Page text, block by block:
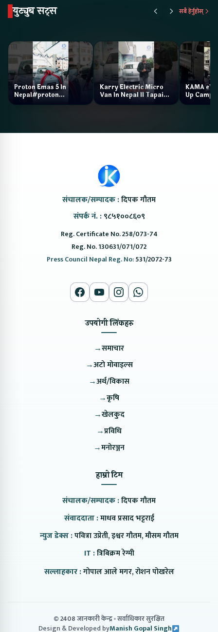
युट्युब सट्स सबै हेर्नुहोस्
Proton Emas 5 In
Nepal#proton
#protonemas5#protonnepal#evcarnepal
Karry Electric Micro
Van In Nepal II Tapaiko
Bazar II Jankari
KAMA eV
Up Camp
संचालक/सम्पादक :दिपक गौतम
संपर्क नं. : ९८५१००८६०९
Reg. Certificate No. 258/073-74
Reg. No. 130631/071/072
Press Council Nepal Reg. No:531/2072-73
उपयोगी लिंकहरु
→समाचार
→अटो मोवाइल्स
→अर्थ/विकास
→कृषि
→खेलकुद
→प्रविधि
→मनोरञ्जन
हाम्रो टिम
संचालक/सम्पादक :दिपक गौतम
संवाददाता :माधव प्रसाद भट्टराई
न्युज डेक्स :पवित्रा उप्रेती, इश्वर गौतम, मौसम गौतम
IT :त्रिबिक्रम रेग्मी
सल्लाहकार :गोपाल आले मगर, रोशन पोखरेल
© 2408 जानकारी केन्द्र सर्वाधिकार सुरक्षित
Design & Developed byManish Gopal Singh